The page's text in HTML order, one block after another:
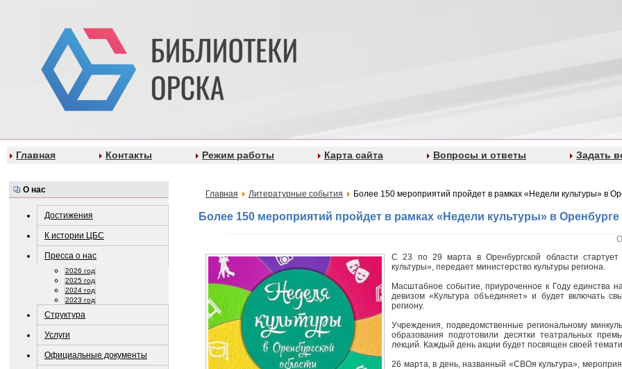
Главная Контакты Режим работы Карта сайта Вопросы и ответы Задать
О нас
Достижения
К истории ЦБС
Пресса о нас
2026 год
2025 год
2024 год
2023 год
Структура
Услуги
Официальные документы
Главная Литературные события Более 150 мероприятий пройдет в рамках «Недели культуры» в
Более 150 мероприятий пройдет в рамках «Недели культуры» в Оренбурге
С 23 по 29 марта в Оренбургской области
культуры», передает министерство культуры региона.
Масштабное событие, приуроченное к Году единства
девизом «Культура объединяет» и будет включать
региону.
Учреждения, подведомственные региональному
образования подготовили десятки театральных
лекций. Каждый день акции будет посвящен своей
26 марта, в день, названный «СВОя культура»,